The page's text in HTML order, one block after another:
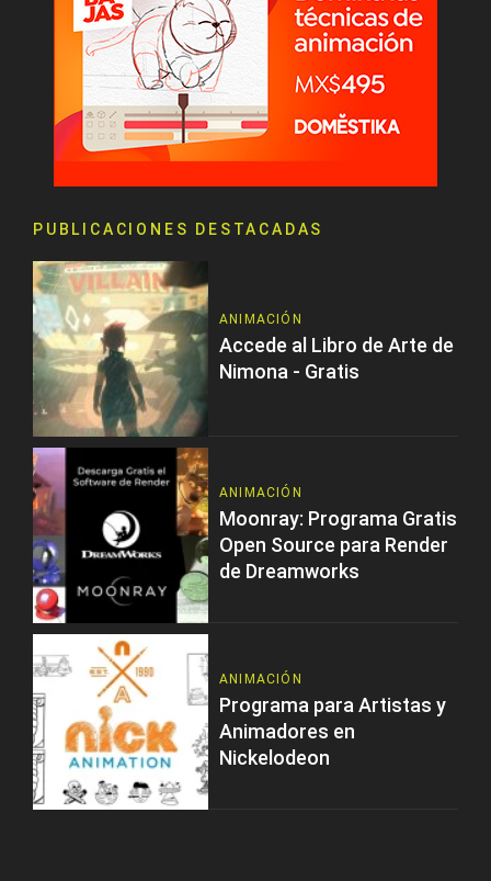
PUBLICACIONES DESTACADAS
ANIMACIÓN
Accede al Libro de Arte de
Nimona - Gratis
ANIMACIÓN
Moonray: Programa Gratis
Open Source para Render
de Dreamworks
ANIMACIÓN
Programa para Artistas y
Animadores en
Nickelodeon